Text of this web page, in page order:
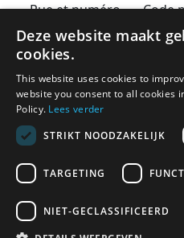
Rue et numéro
Code
Souhaitez-vous recevoir
conseils et d’offres ?
Oui, avec plaisir
* Voulez-vous bien remplir
Deze website maakt
cookies.
This website uses cookies to
website you consent to all cookies
Policy. Lees verder
STRIKT NOODZAKELIJK
TARGETING
NIET-GECLASSIFICEERD